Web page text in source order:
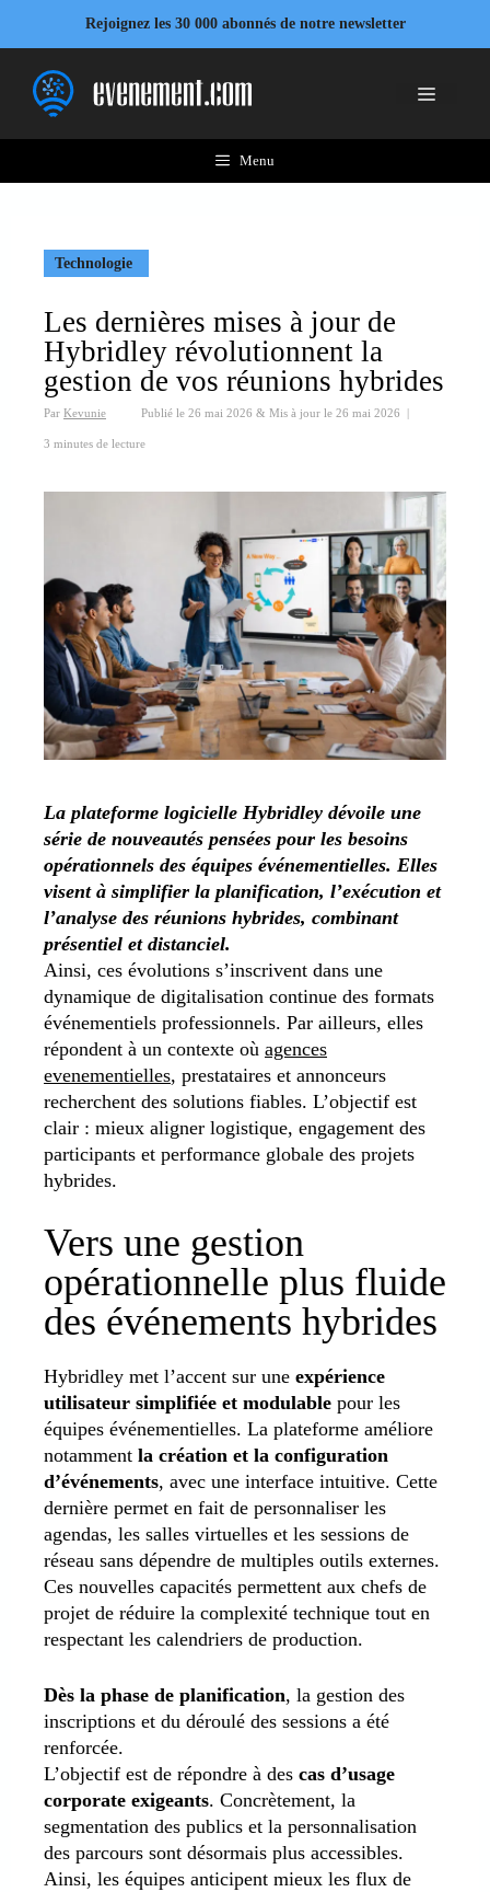
contenu
Rejoignez les 30 000 abonnés de notre newsletter
Menu
Menu
Technologie
Les dernières mises à jour de
Hybridley révolutionnent la
gestion de vos réunions hybrides
Par Kevunie Publié le 26 mai 2026 & Mis à jour le 26 mai 2026 |
3 minutes de lecture
La plateforme logicielle Hybridley dévoile une
série de nouveautés pensées pour les besoins
opérationnels des équipes événementielles. Elles
visent à simplifier la planification, l’exécution et
l’analyse des réunions hybrides, combinant
présentiel et distanciel.
Ainsi, ces évolutions s’inscrivent dans une
dynamique de digitalisation continue des formats
événementiels professionnels. Par ailleurs, elles
répondent à un contexte où agences
evenementielles, prestataires et annonceurs
recherchent des solutions fiables. L’objectif est
clair : mieux aligner logistique, engagement des
participants et performance globale des projets
hybrides.
Vers une gestion
opérationnelle plus fluide
des événements hybrides
Hybridley met l’accent sur une expérience
utilisateur simplifiée et modulable pour les
équipes événementielles. La plateforme améliore
notamment la création et la configuration
d’événements, avec une interface intuitive. Cette
dernière permet en fait de personnaliser les
agendas, les salles virtuelles et les sessions de
réseau sans dépendre de multiples outils externes.
Ces nouvelles capacités permettent aux chefs de
projet de réduire la complexité technique tout en
respectant les calendriers de production.
Dès la phase de planification, la gestion des
inscriptions et du déroulé des sessions a été
renforcée.
L’objectif est de répondre à des cas d’usage
corporate exigeants. Concrètement, la
segmentation des publics et la personnalisation
des parcours sont désormais plus accessibles.
Ainsi, les équipes anticipent mieux les flux de